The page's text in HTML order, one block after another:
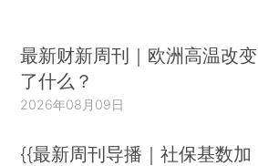
最新财新周刊｜欧洲高温改变
了什么？
2026年08月09日
{{最新周刊导播｜社保基数加